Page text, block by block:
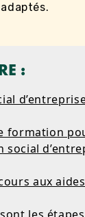
:
formation
social
aux